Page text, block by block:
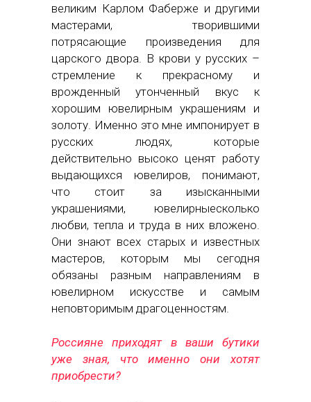
великим Карлом Фаберже и другими
мастерами, творившими
потрясающие произведения для
царского двора. В крови у русских –
стремление к прекрасному и
врожденный утонченный вкус к
хорошим ювелирным украшениям и
золоту. Именно это мне импонирует в
русских людях, которые
действительно высоко ценят работу
выдающихся ювелиров, понимают,
что стоит за изысканными
украшениями, ювелирныесколько
любви, тепла и труда в них вложено.
Они знают всех старых и известных
мастеров, которым мы сегодня
обязаны разным направлениям в
ювелирном искусстве и самым
неповторимым драгоценностям.
Россияне приходят в ваши бутики
уже зная, что именно они хотят
приобрести?